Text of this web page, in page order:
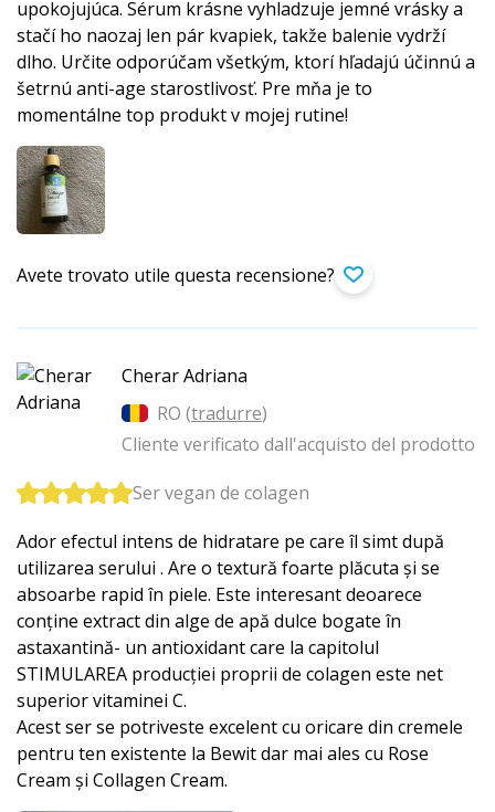
upokojujúca. Sérum krásne vyhladzuje jemné vrásky a
stačí ho naozaj len pár kvapiek, takže balenie vydrží
dlho. Určite odporúčam všetkým, ktorí hľadajú účinnú a
šetrnú anti-age starostlivosť. Pre mňa je to
momentálne top produkt v mojej rutine!
Avete trovato utile questa recensione?
Cherar Adriana
RO (tradurre)
Cliente verificato dall'acquisto del prodotto
Ser vegan de colagen
Ador efectul intens de hidratare pe care îl simt după
utilizarea serului . Are o textură foarte plăcuta și se
absoarbe rapid în piele. Este interesant deoarece
conține extract din alge de apă dulce bogate în
astaxantină- un antioxidant care la capitolul
STIMULAREA producției proprii de colagen este net
superior vitaminei C.
Acest ser se potriveste excelent cu oricare din cremele
pentru ten existente la Bewit dar mai ales cu Rose
Cream și Collagen Cream.